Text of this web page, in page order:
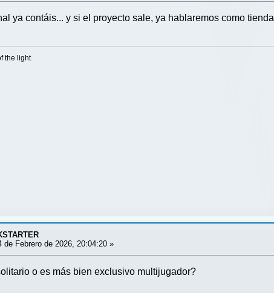
ya contáis... y si el proyecto sale, ya hablaremos como tienda
the light
de Febrero de 2026, 20:04:20 »
o es más bien exclusivo multijugador?